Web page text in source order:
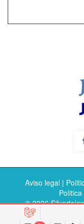
Aviso legal|
© 2026